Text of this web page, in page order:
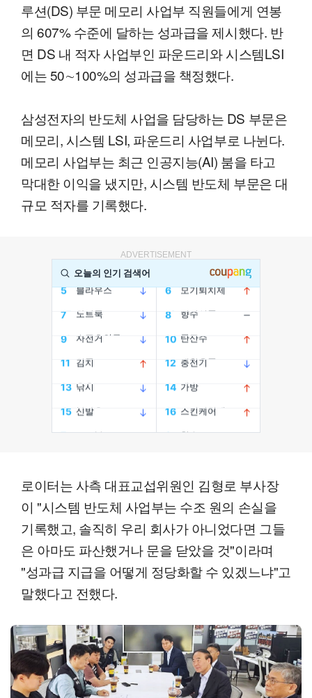
루션(DS) 부문 메모리 사업부 직원들에게 연봉
의 607% 수준에 달하는 성과급을 제시했다. 반
면 DS 내 적자 사업부인 파운드리와 시스템LSI
에는 50∼100%의 성과급을 책정했다.
삼성전자의 반도체 사업을 담당하는 DS 부문은
메모리, 시스템 LSI, 파운드리 사업부로 나뉜다.
메모리 사업부는 최근 인공지능(AI) 붐을 타고
막대한 이익을 냈지만, 시스템 반도체 부문은 대
규모 적자를 기록했다.
ADVERTISEMENT
로이터는 사측 대표교섭위원인 김형로 부사장
이 "시스템 반도체 사업부는 수조 원의 손실을
기록했고, 솔직히 우리 회사가 아니었다면 그들
은 아마도 파산했거나 문을 닫았을 것"이라며
"성과급 지급을 어떻게 정당화할 수 있겠느냐"고
말했다고 전했다.